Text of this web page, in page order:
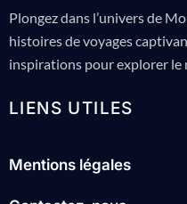
Plongez dans l’univers de
histoires de voyages
inspirations pour explorer le
LIENS UTILES
Mentions légales